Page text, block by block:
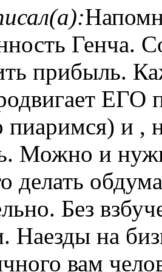
Генча.
прибыль.
ЕГО
пиаримся) и ,
Можно и
делать
Без
Наезды на
вам